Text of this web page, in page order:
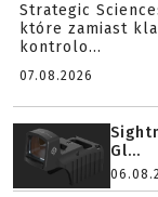
Strategic
które zamiast
kontrolo...
07.08.2026
Gl...